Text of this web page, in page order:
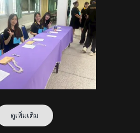
ดูเพิ่มเติม